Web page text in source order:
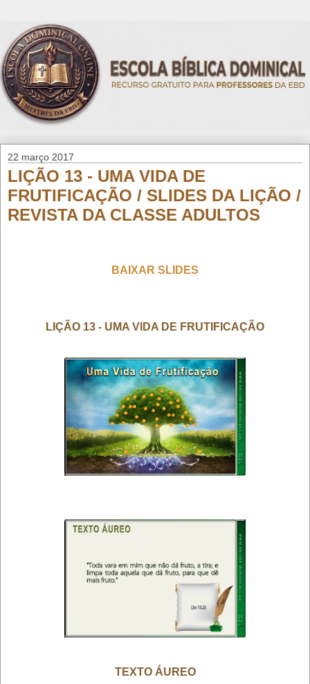
22 março 2017
LIÇÃO 13 - UMA VIDA DE
FRUTIFICAÇÃO / SLIDES DA LIÇÃO /
REVISTA DA CLASSE ADULTOS
BAIXAR SLIDES
LIÇÃO 13 - UMA VIDA DE FRUTIFICAÇÃO
TEXTO ÁUREO